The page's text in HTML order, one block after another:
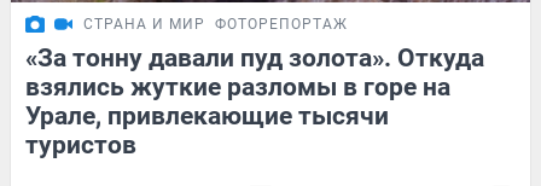
СТРАНА И МИР ФОТОРЕПОРТАЖ
«За тонну давали пуд золота». Откуда
взялись жуткие разломы в горе на
Урале, привлекающие тысячи
туристов